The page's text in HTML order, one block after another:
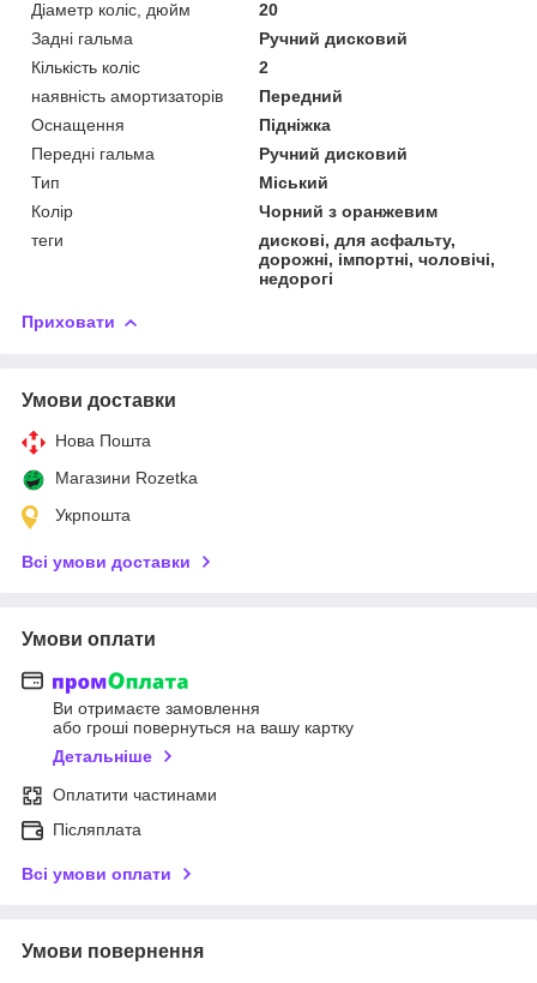
Діаметр коліс, дюйм
20
Задні гальма
Ручний дисковий
Кількість коліс
2
наявність амортизаторів
Передний
Оснащення
Підніжка
Передні гальма
Ручний дисковий
Тип
Міський
Колір
Чорний з оранжевим
теги
дискові, для асфальту,
дорожні, імпортні, чоловічі,
недорогі
Приховати
Умови доставки
Нова Пошта
Магазини Rozetka
Укрпошта
Всі умови доставки
Умови оплати
Ви отримаєте замовлення
або гроші повернуться на вашу картку
Детальніше
Оплатити частинами
Післяплата
Всі умови оплати
Умови повернення